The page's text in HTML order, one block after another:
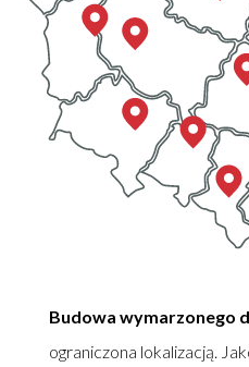
Budowa wymarzonego
ograniczona lokalizacją.